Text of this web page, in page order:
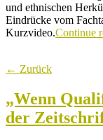
und ethnischen
Eindrücke vom
Kurzvideo.Continue
← Zurück
„Wenn
der